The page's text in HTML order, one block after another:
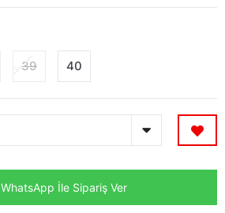
39 40
WhatsApp İle Sipariş Ver